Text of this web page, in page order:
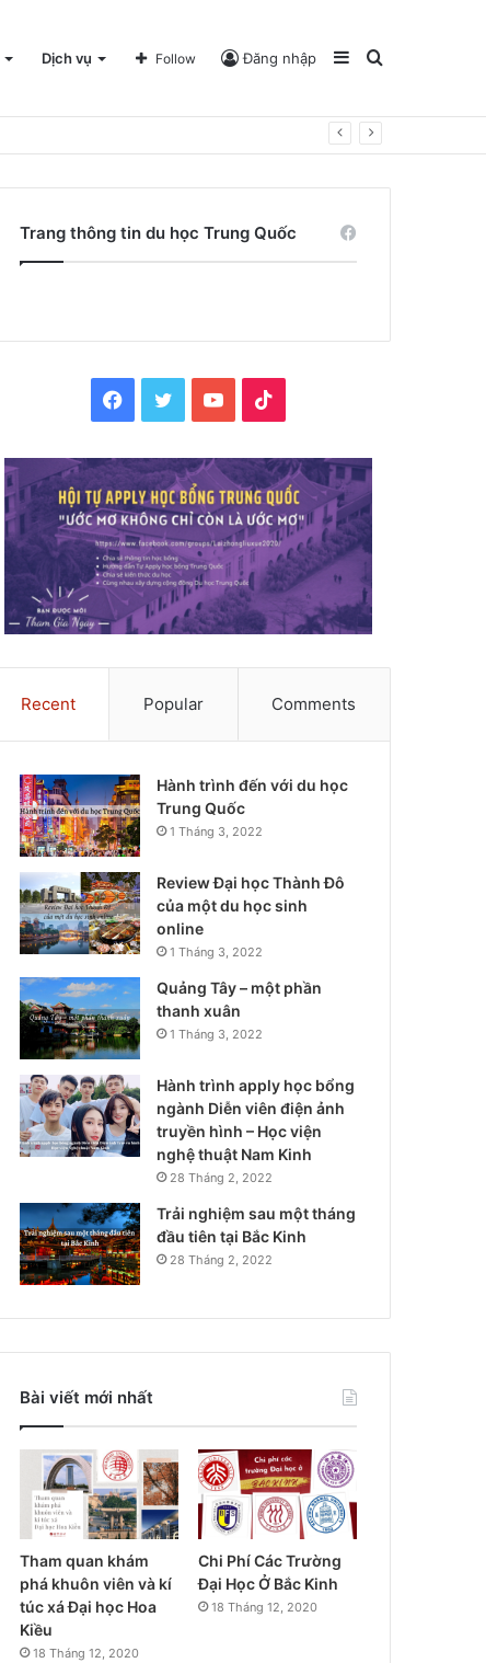
Dịch vụ Search
Sidebar
Đăng nhập
Follow
Trang thông tin du học Trung Quốc
Facebook
TwitterYouTube
Recent Popular Comments
Hành trình đến với du học
Trung Quốc
1 Tháng 3, 2022
Review Đại học Thành Đô
của một du học sinh
online
1 Tháng 3, 2022
Quảng Tây – một phần
thanh xuân
1 Tháng 3, 2022
Hành trình apply học bổng
ngành Diễn viên điện ảnh
truyền hình – Học viện
nghệ thuật Nam Kinh
28 Tháng 2, 2022
Trải nghiệm sau một tháng
đầu tiên tại Bắc Kinh
28 Tháng 2, 2022
Bài viết mới nhất
Tham quan khám
phá khuôn viên và kí
túc xá Đại học Hoa
Kiều
18 Tháng 12, 2020
Chi Phí Các Trường
Đại Học Ở Bắc Kinh
18 Tháng 12, 2020